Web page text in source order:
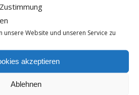
unsere Website und unseren Service zu
akzeptieren
Ablehnen